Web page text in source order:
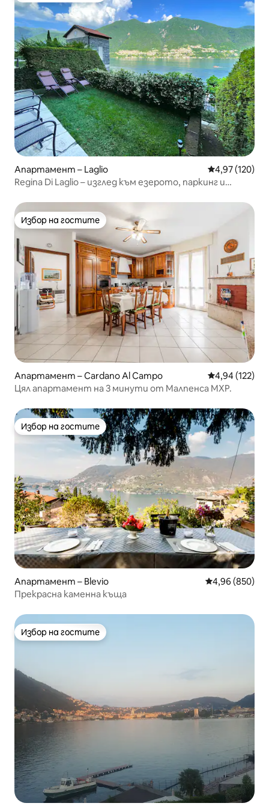
Апартамент – Laglio Средна
4,97 (120)
Regina Di Laglio – изглед към езерото, паркинг и
Избор на гостите
Избор на гостите
Апартамент – Cardano Al Campo Средна
4,94 (122)
Цял апартамент на 3 минути от Малпенса MXP.
Избор на гостите
Избор на гостите
Апартамент – Blevio Средна
4,96 (850)
Прекрасна каменна къща
Избор на гостите
Избор на гостите